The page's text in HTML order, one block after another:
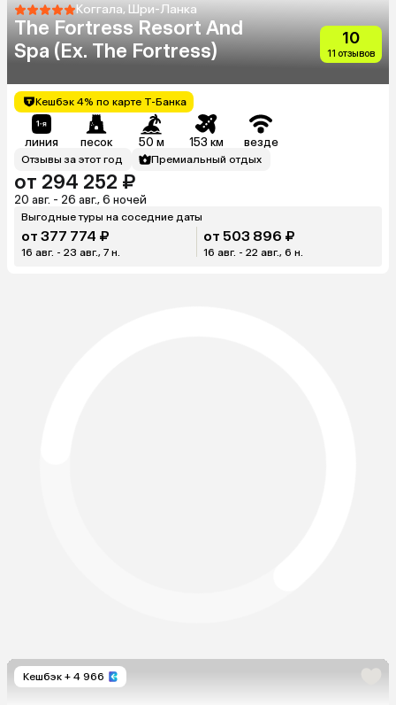
Коггала, Шри-Ланка
The Fortress Resort And
Spa (Ex. The Fortress)
10
11 отзывов
Кешбэк 4% по карте Т-Банка
линия песок 50 м 153 км везде
Отзывы за этот год Премиальный отдых
от 294 252 ₽
20 авг. - 26 авг., 6 ночей
Выгодные туры на соседние даты
от 377 774 ₽
16 авг. - 23 авг., 7 н.
от 503 896 ₽
16 авг. - 22 авг., 6 н.
Кешбэк + 4 966